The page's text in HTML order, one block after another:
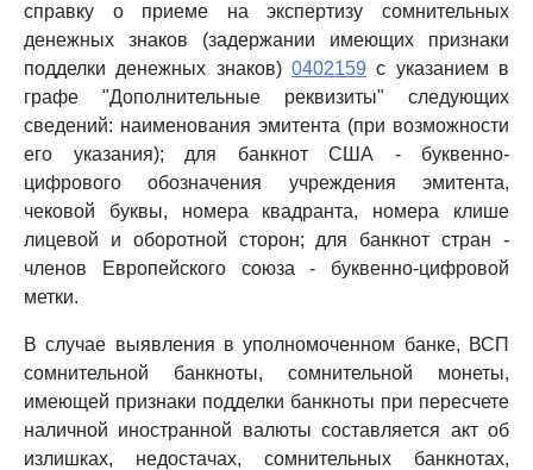
справку о приеме на экспертизу сомнительных
денежных знаков (задержании имеющих признаки
подделки денежных знаков) 0402159 с указанием в
графе "Дополнительные реквизиты" следующих
сведений: наименования эмитента (при возможности
его указания); для банкнот США - буквенно-
цифрового обозначения учреждения эмитента,
чековой буквы, номера квадранта, номера клише
лицевой и оборотной сторон; для банкнот стран -
членов Европейского союза - буквенно-цифровой
метки.
В случае выявления в уполномоченном банке, ВСП
сомнительной банкноты, сомнительной монеты,
имеющей признаки подделки банкноты при пересчете
наличной иностранной валюты составляется акт об
излишках, недостачах, сомнительных банкнотах,